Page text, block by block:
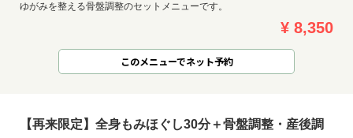
ゆがみを整える骨盤調整のセットメニューです。
¥ 8,350
このメニューでネット予約
【再来限定】全身もみほぐし30分＋骨盤調整・産後調